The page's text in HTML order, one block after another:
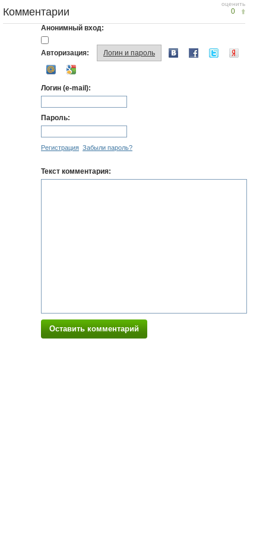
оценить
0
Комментарии
Анонимный вход:
Авторизация: Логин и пароль
Логин (e-mail):
Пароль:
Регистрация Забыли пароль?
Текст комментария:
Оставить комментарий